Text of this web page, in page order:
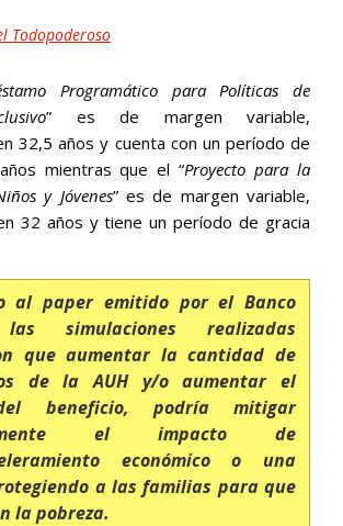
Todopoderoso
Programático para Políticas de
” es de margen variable,
32,5 años y cuenta con un período de
mientras que el “Proyecto para la
y Jóvenes” es de margen variable,
32 años y tiene un período de gracia
al paper emitido por el Banco
simulaciones realizadas
que aumentar la cantidad de
de la AUH y/o aumentar el
beneficio, podría mitigar
el impacto de
económico o una
a las familias para que
la pobreza.